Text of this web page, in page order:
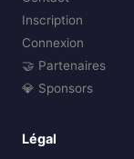
Inscription
Connexion
🤝 Partenaires
💎 Sponsors
Légal